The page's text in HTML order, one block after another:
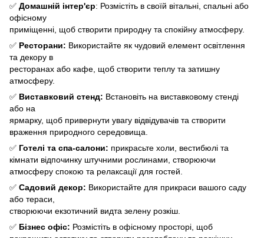
✅ Домашній інтер'єр: Розмістіть в своїй вітальні, спальні або
офісному
приміщенні, щоб створити природну та спокійну атмосферу.
✅ Ресторани: Використайте як чудовий елемент освітлення
та декору в
ресторанах або кафе, щоб створити теплу та затишну
атмосферу.
✅ Виставковий стенд: Встановіть на виставковому стенді
або на
ярмарку, щоб привернути увагу відвідувачів та створити
враження природного середовища.
✅ Готелі та спа-салони: прикрасьте холи, вестибюлі та
кімнати відпочинку штучними рослинами, створюючи
атмосферу спокою та релаксації для гостей.
✅ Садовий декор: Використайте для прикраси вашого саду
або тераси,
створюючи екзотичний видта зелену розкіш.
✅ Бізнес офіс: Розмістіть в офісному просторі, щоб